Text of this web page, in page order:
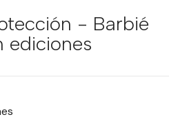
- Barbié
ediciones